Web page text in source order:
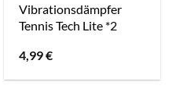
Vibrationsdämpfer
Tennis Tech Lite *2
4,99€